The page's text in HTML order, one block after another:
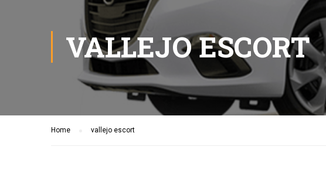
VALLEJO ESCORT
Home vallejo escort